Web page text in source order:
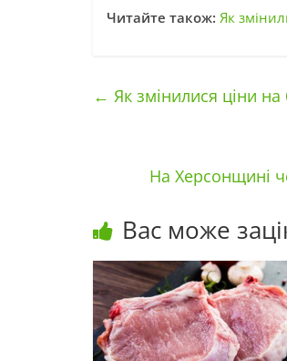
Читайте також: Як
← Як змінилися ціни
На Херсонщині
Вас може